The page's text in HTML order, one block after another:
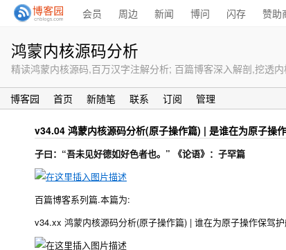
会员 周边 新闻 博问 闪存 赞助
鸿蒙内核源码分析
精读鸿蒙内核源码,百万汉字注解分析; 百篇博客深入解剖,挖透
博客园 首页 新随笔 联系 订阅 管理
v34.04 鸿蒙内核源码分析(原子操作篇) | 是谁在为原子操
子曰：“吾未见好德如好色者也。” 《论语》：子罕篇
百篇博客系列篇.本篇为:
v34.xx 鸿蒙内核源码分析(原子操作篇) | 谁在为原子操作保驾